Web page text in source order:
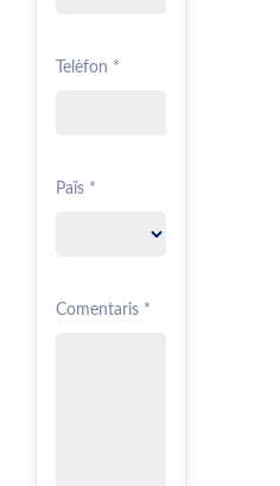
Telèfon *
Païs *
Comentaris *